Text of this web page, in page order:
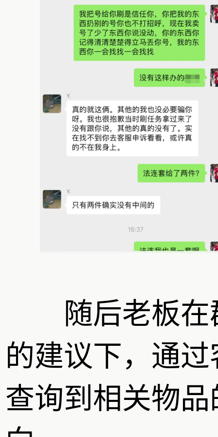
随后老板在
的建议下，通过
查询到相关物品